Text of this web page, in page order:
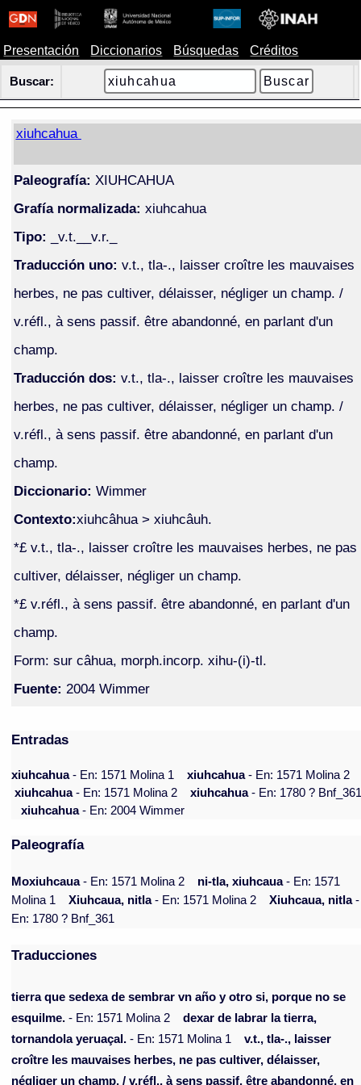
Presentación Diccionarios Búsquedas Créditos
Buscar:
xiuhcahua
Paleografía: XIUHCAHUA
Grafía normalizada: xiuhcahua
Tipo: _v.t.__v.r._
Traducción uno: v.t., tla-., laisser croître les mauvaises
herbes, ne pas cultiver, délaisser, négliger un champ. /
v.réfl., à sens passif. être abandonné, en parlant d'un
champ.
Traducción dos: v.t., tla-., laisser croître les mauvaises
herbes, ne pas cultiver, délaisser, négliger un champ. /
v.réfl., à sens passif. être abandonné, en parlant d'un
champ.
Diccionario: Wimmer
Contexto:xiuhcâhua > xiuhcâuh.
*£ v.t., tla-., laisser croître les mauvaises herbes, ne pas
cultiver, délaisser, négliger un champ.
*£ v.réfl., à sens passif. être abandonné, en parlant d'un
champ.
Form: sur câhua, morph.incorp. xihu-(i)-tl.
Fuente: 2004 Wimmer
Entradas
xiuhcahua- En: 1571 Molina 1 xiuhcahua- En: 1571 Molina 2
xiuhcahua- En: 1571 Molina 2 xiuhcahua- En: 1780 ?
xiuhcahua- En: 2004 Wimmer
Paleografía
Moxiuhcaua- En: 1571 Molina 2 ni-tla, xiuhcaua- En: 1571
Molina 1
Xiuhcaua, nitla- En: 1571 Molina 2 Xiuhcaua, nitla-
En: 1780 ? Bnf_361
Traducciones
tierra que sedexa de sembrar vn año y otro si, porque no se
esquilme. - En: 1571 Molina 2
dexar de labrar la tierra,
tornandola yeruaçal. - En: 1571 Molina 1
v.t., tla-., laisser
croître les mauvaises herbes, ne pas cultiver, délaisser,
négliger un champ. / v.réfl., à sens passif. être abandonné, en